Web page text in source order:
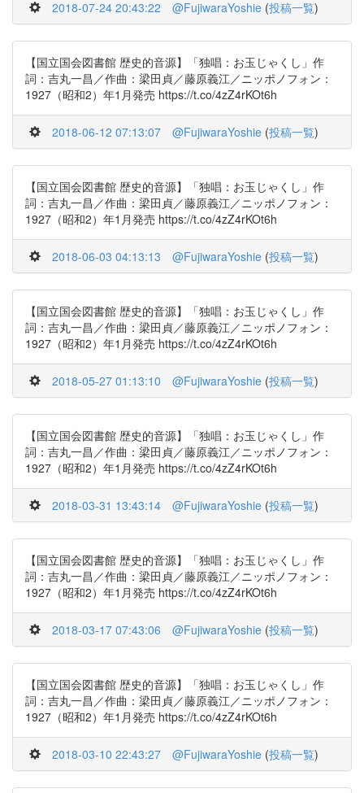
2018-07-24 20:43:22 @FujiwaraYoshie (投稿一覧)
【国立国会図書館 歴史的音源】「独唱：お玉じゃくし」作
詞：吉丸一昌／作曲：梁田貞／藤原義江／ニッポノフォン：
1927（昭和2）年1月発売 https://t.co/4zZ4rKOt6h
2018-06-12 07:13:07 @FujiwaraYoshie (投稿一覧)
【国立国会図書館 歴史的音源】「独唱：お玉じゃくし」作
詞：吉丸一昌／作曲：梁田貞／藤原義江／ニッポノフォン：
1927（昭和2）年1月発売 https://t.co/4zZ4rKOt6h
2018-06-03 04:13:13 @FujiwaraYoshie (投稿一覧)
【国立国会図書館 歴史的音源】「独唱：お玉じゃくし」作
詞：吉丸一昌／作曲：梁田貞／藤原義江／ニッポノフォン：
1927（昭和2）年1月発売 https://t.co/4zZ4rKOt6h
2018-05-27 01:13:10 @FujiwaraYoshie (投稿一覧)
【国立国会図書館 歴史的音源】「独唱：お玉じゃくし」作
詞：吉丸一昌／作曲：梁田貞／藤原義江／ニッポノフォン：
1927（昭和2）年1月発売 https://t.co/4zZ4rKOt6h
2018-03-31 13:43:14 @FujiwaraYoshie (投稿一覧)
【国立国会図書館 歴史的音源】「独唱：お玉じゃくし」作
詞：吉丸一昌／作曲：梁田貞／藤原義江／ニッポノフォン：
1927（昭和2）年1月発売 https://t.co/4zZ4rKOt6h
2018-03-17 07:43:06 @FujiwaraYoshie (投稿一覧)
【国立国会図書館 歴史的音源】「独唱：お玉じゃくし」作
詞：吉丸一昌／作曲：梁田貞／藤原義江／ニッポノフォン：
1927（昭和2）年1月発売 https://t.co/4zZ4rKOt6h
2018-03-10 22:43:27 @FujiwaraYoshie (投稿一覧)